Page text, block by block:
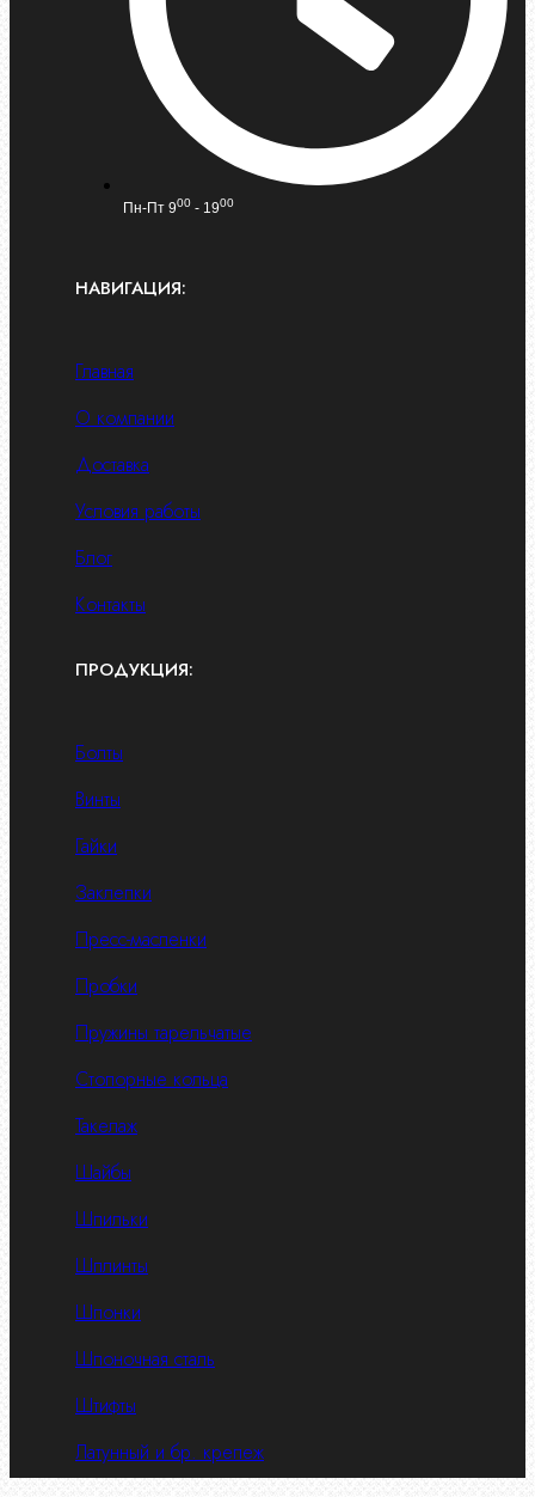
Пн-Пт 900 - 1900
НАВИГАЦИЯ:
Главная
О компании
Доставка
Условия работы
Блог
Контакты
ПРОДУКЦИЯ:
Болты
Винты
Гайки
Заклепки
Пресс-масленки
Пробки
Пружины тарельчатые
Стопорные кольца
Такелаж
Шайбы
Шпильки
Шплинты
Шпонки
Шпоночная сталь
Штифты
Латунный и бр. крепеж